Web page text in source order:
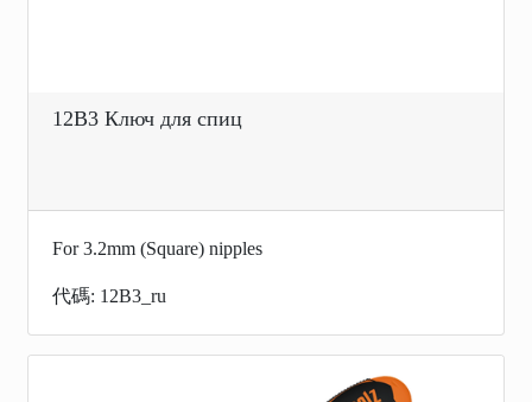
12B3 Ключ для спиц
For 3.2mm (Square) nipples
代碼: 12B3_ru